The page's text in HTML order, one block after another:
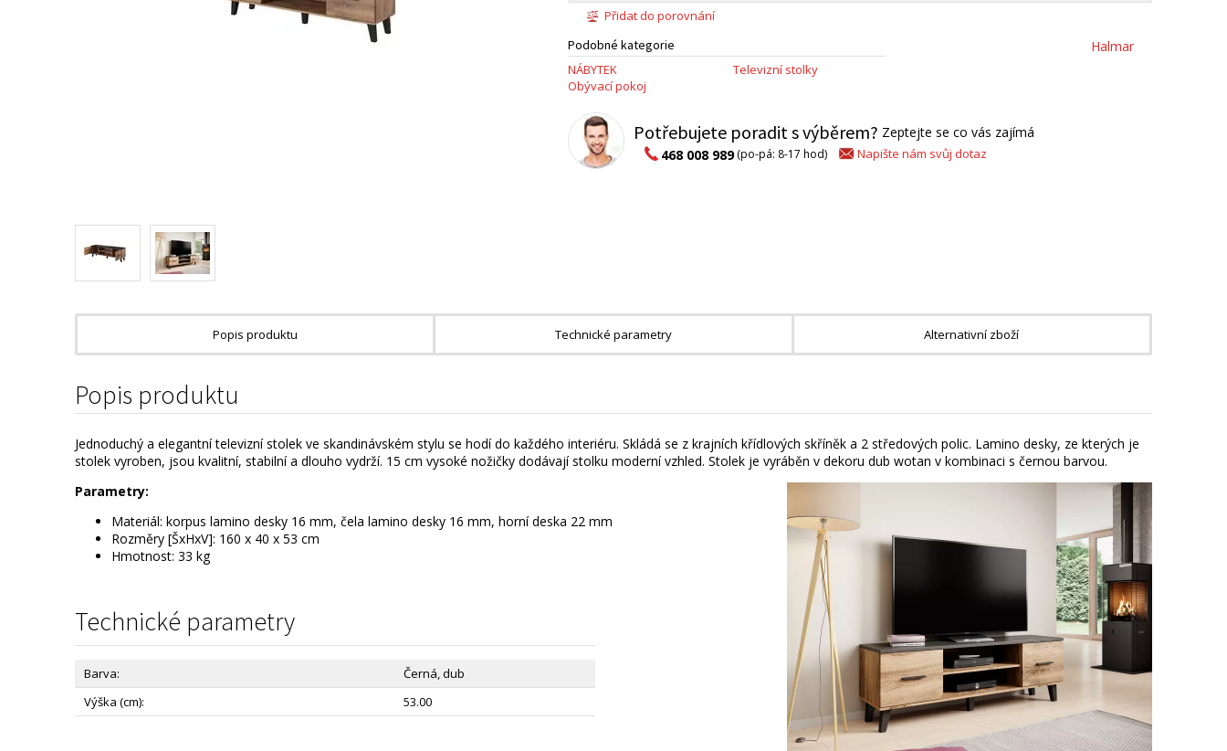
Přidat do porovnání
Podobné kategorie
NÁBYTEK
Obývací pokoj
Televizní stolky
Halmar
Potřebujete poradit s výběrem? Zeptejte se co vás zajímá
468 008 989(po-pá: 8-17 hod) Napište nám svůj dotaz
Popis produktu Technické parametry Alternativní zboží
Popis produktu
Jednoduchý a elegantní televizní stolek ve skandinávském stylu se hodí do každého interiéru. Skládá se z krajních křídlových skříněk a 2 středových polic. Lamino desky, ze kterých je
stolek vyroben, jsou kvalitní, stabilní a dlouho vydrží. 15 cm vysoké nožičky dodávají stolku moderní vzhled. Stolek je vyráběn v dekoru dub wotan v kombinaci s černou barvou.
Parametry:
Materiál: korpus lamino desky 16 mm, čela lamino desky 16 mm, horní deska 22 mm
Rozměry [ŠxHxV]: 160 x 40 x 53 cm
Hmotnost: 33 kg
Technické parametry
Barva:
Černá, dub
Výška (cm):
53.00